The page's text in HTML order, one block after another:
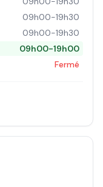
09h00-19h30
09h00-19h30
09h00-19h00
Fermé